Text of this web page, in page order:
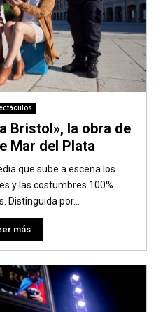
Bristol», la obra de
Mar del Plata
que sube a escena los
y las costumbres 100%
Distinguida por...
más